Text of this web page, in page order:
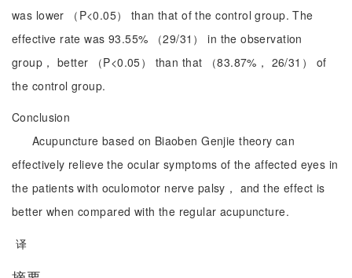
was lower （P<0.05） than that of the control group. The
effective rate was 93.55% （29/31） in the observation
group， better （P<0.05） than that （83.87%， 26/31） of
the control group.
Conclusion
Acupuncture based on Biaoben Genjie theory can
effectively relieve the ocular symptoms of the affected eyes in
the patients with oculomotor nerve palsy， and the effect is
better when compared with the regular acupuncture.
译